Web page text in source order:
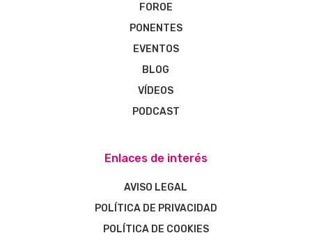
FOROE
PONENTES
EVENTOS
BLOG
VÍDEOS
PODCAST
Enlaces de interés
AVISO LEGAL
POLÍTICA DE PRIVACIDAD
POLÍTICA DE COOKIES